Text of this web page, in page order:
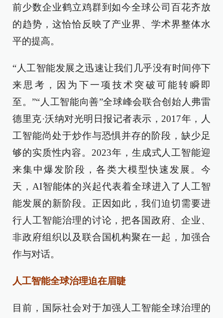
前少数企业鹤立鸡群到如今全球公司百花齐放
的趋势，这恰恰反映了产业界、学术界整体水
平的提高。
“人工智能发展之迅速让我们几乎没有时间停下
来思考，因为下一项技术突破可能转瞬即
至。”“人工智能向善”全球峰会联合创始人弗雷
德里克·沃纳对光明日报记者表示，2017年，人
工智能尚处于炒作与恐惧并存的阶段，缺少足
够的实质性内容。2023年，生成式人工智能迎
来集中爆发阶段，各类大模型快速发展。今
天，AI智能体的兴起代表着全球进入了人工智
能发展的新阶段。正因如此，我们迫切需要进
行人工智能治理的讨论，把各国政府、企业、
非政府组织以及联合国机构聚在一起，加强合
作与对话。
人工智能全球治理迫在眉睫
目前，国际社会对于加强人工智能全球治理的